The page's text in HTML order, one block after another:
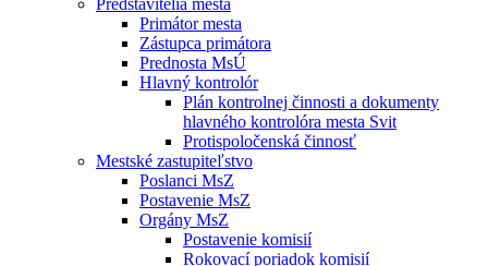
Predstavitelia mesta
Primátor mesta
Zástupca primátora
Prednosta MsÚ
Hlavný kontrolór
Plán kontrolnej činnosti a dokumenty
hlavného kontrolóra mesta Svit
Protispoločenská činnosť
Mestské zastupiteľstvo
Poslanci MsZ
Postavenie MsZ
Orgány MsZ
Postavenie komisií
Rokovací poriadok komisií